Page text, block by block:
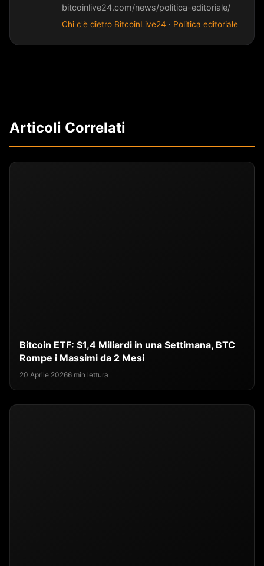
bitcoinlive24.com/news/politica-editoriale/
Chi c'è dietro BitcoinLive24 · Politica editoriale
Articoli Correlati
Bitcoin ETF: $1,4 Miliardi in una Settimana, BTC
Rompe i Massimi da 2 Mesi
20 Aprile 20266 min lettura